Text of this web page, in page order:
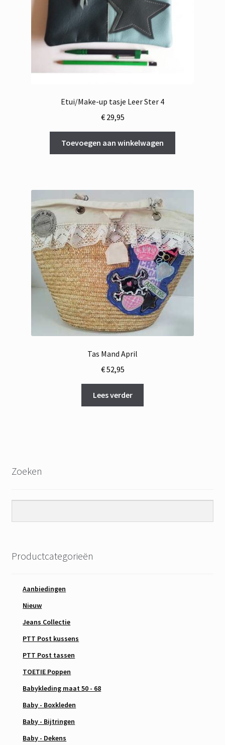
Etui/Make-up tasje Leer Ster 4
€29,95
Toevoegen aan winkelwagen
Tas Mand April
€52,95
Lees verder
Zoeken
Productcategorieën
Aanbiedingen
Nieuw
Jeans Collectie
PTT Post kussens
PTT Post tassen
TOETIE Poppen
Babykleding maat 50 - 68
Baby - Boxkleden
Baby - Bijtringen
Baby - Dekens